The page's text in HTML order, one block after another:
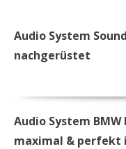
Audio System
nachgerüstet
Audio System BMW
maximal &